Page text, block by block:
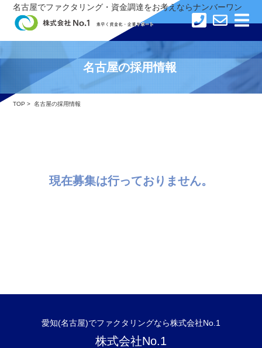
名古屋でファクタリング・資金調達をお考えならナンバーワン×
トップ
ファクタリング事業
名古屋の採用情報
TOP > 名古屋の採用情報
現在募集は行っておりません。
愛知(名古屋)でファクタリングなら株式会社No.1
株式会社No.1